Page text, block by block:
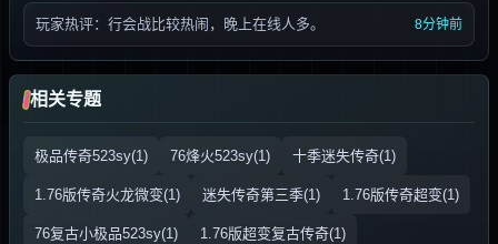
玩家热评：行会战比较热闹，晚上在线人多。 8分钟前
相关专题
极品传奇523sy(1) 76烽火523sy(1) 十季迷失传奇(1)
1.76版传奇火龙微变(1) 迷失传奇第三季(1) 1.76版传奇超变(1)
76复古小极品523sy(1) 1.76版超变复古传奇(1)